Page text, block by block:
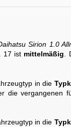
Sirion 1.0
17 ist mittelmäßig
in die
die vergangenen
in die